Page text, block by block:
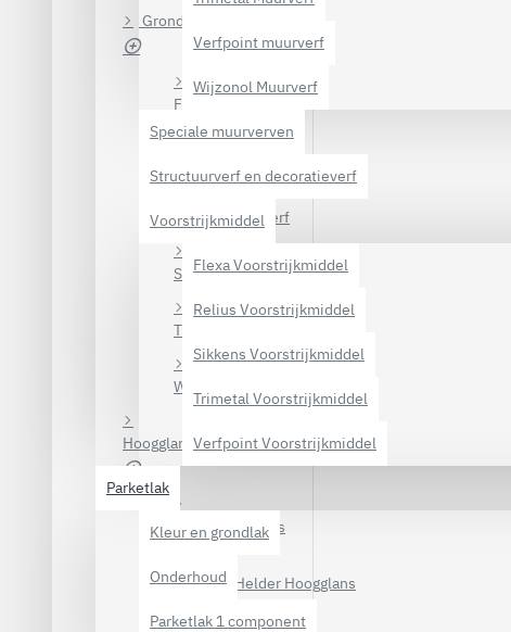
Verfpoint muurverf
Wijzonol Muurverf
Speciale muurverven
Structuurverf en decoratieverf
Voorstrijkmiddel
Flexa Voorstrijkmiddel
Relius Voorstrijkmiddel
Sikkens Voorstrijkmiddel
Trimetal Voorstrijkmiddel
Verfpoint Voorstrijkmiddel
Parketlak
Kleur en grondlak
Onderhoud
Parketlak 1 component
Grondverf voor hout
Flexa Grondverf
Herfst & Helder Grondverf
Relius Grondverf
Sikkens Grondverf
Trimetal Grondverf
Wijzonol Grondverf
Hoogglans verf voor hout
Flexa Hoogglans
Herfst & Helder Hoogglans